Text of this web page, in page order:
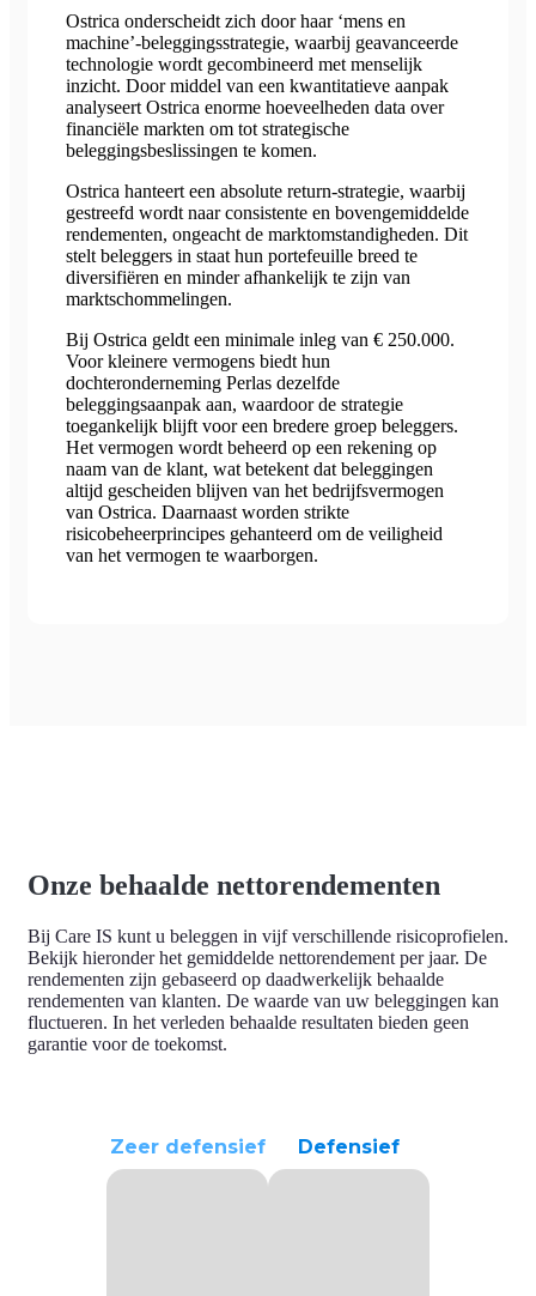
Ostrica onderscheidt zich door haar ‘mens en
machine’-beleggingsstrategie, waarbij geavanceerde
technologie wordt gecombineerd met menselijk
inzicht. Door middel van een kwantitatieve aanpak
analyseert Ostrica enorme hoeveelheden data over
financiële markten om tot strategische
beleggingsbeslissingen te komen.
Ostrica hanteert een absolute return-strategie, waarbij
gestreefd wordt naar consistente en bovengemiddelde
rendementen, ongeacht de marktomstandigheden. Dit
stelt beleggers in staat hun portefeuille breed te
diversifiëren en minder afhankelijk te zijn van
marktschommelingen.
Bij Ostrica geldt een minimale inleg van € 250.000.
Voor kleinere vermogens biedt hun
dochteronderneming Perlas dezelfde
beleggingsaanpak aan, waardoor de strategie
toegankelijk blijft voor een bredere groep beleggers.
Het vermogen wordt beheerd op een rekening op
naam van de klant, wat betekent dat beleggingen
altijd gescheiden blijven van het bedrijfsvermogen
van Ostrica. Daarnaast worden strikte
risicobeheerprincipes gehanteerd om de veiligheid
van het vermogen te waarborgen.
Onze behaalde nettorendementen
Bij Care IS kunt u beleggen in vijf verschillende risicoprofielen.
Bekijk hieronderhet gemiddelde nettorendement per jaar. De
rendementen zijn gebaseerd op daadwerkelijk behaalde
rendementen van klanten. De waarde van uw beleggingen kan
fluctueren. In het verleden behaalde resultaten bieden geen
garantie voor de toekomst.